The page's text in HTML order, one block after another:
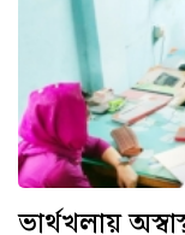
ভার্থখলায়